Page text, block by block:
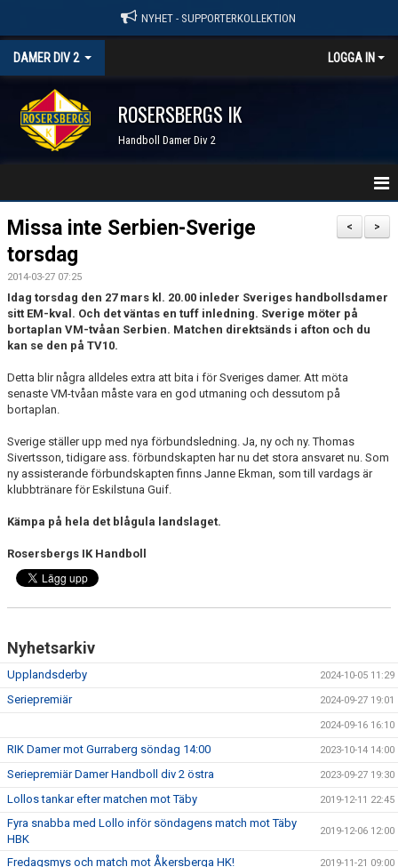
NYHET - SUPPORTERKOLLEKTION
DAMER DIV 2 LOGGA IN
ROSERSBERGS IK
Handboll Damer Div 2
STARTSIDA
NYHETER
KALENDER
TRUPPEN
SERIER & RESULTAT
KONTAKT
DOKUMENT
BILDGALLERI
MATCHER
>
<
Missa inte Serbien-Sverige
torsdag
2014-03-27 07:25
Idag torsdag den 27 mars kl. 20.00 inleder Sveriges handbollsdamer
sitt EM-kval. Och det väntas en tuff inledning. Sverige möter på
bortaplan VM-tvåan Serbien. Matchen direktsänds i afton och du
kan se den på TV10.
Detta blir några alldeles extra att bita i för Sveriges damer. Att möta
senaste VM-tvåan måste vara en god utmaning och dessutom på
bortaplan.
Sverige ställer upp med nya förbundsledning. Ja, ny och ny. Thomas
Sivertsson, tidigare ass. förbundskapten har nu det stora ansvaret nu. Som
ny assisterande förbundskapten finns Janne Ekman, som till vardags är
klubbtränare för Eskilstuna Guif.
Kämpa på hela det blågula landslaget.
Rosersbergs IK Handboll
Nyhetsarkiv
Upplandsderby 2024-10-05 11:29
Seriepremiär 2024-09-27 19:01
2024-09-16 16:10
RIK Damer mot Gurraberg söndag 14:00 2023-10-14 14:00
Seriepremiär Damer Handboll div 2 östra 2023-09-27 19:30
Lollos tankar efter matchen mot Täby 2019-12-11 22:45
Fyra snabba med Lollo inför söndagens match mot Täby
HBK
2019-12-06 12:00
Fredagsmys och match mot Åkersberga HK! 2019-11-21 09:00